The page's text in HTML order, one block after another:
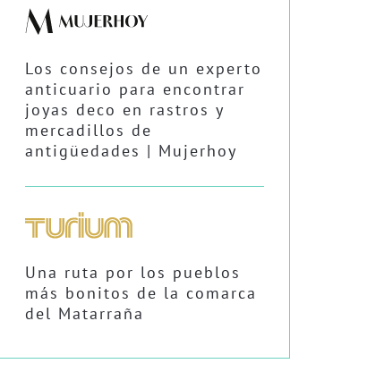
Los consejos de un experto
anticuario para encontrar
joyas deco en rastros y
mercadillos de
antigüedades | Mujerhoy
Una ruta por los pueblos
más bonitos de la comarca
del Matarraña